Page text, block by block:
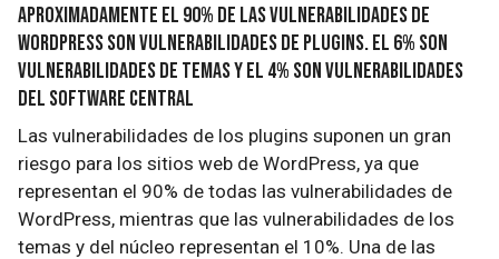
Aproximadamente el 90% de las vulnerabilidades de
WordPress son vulnerabilidades de plugins. El 6% son
vulnerabilidades de temas y el 4% son vulnerabilidades
del software central
Las vulnerabilidades de los plugins suponen un gran
riesgo para los sitios web de WordPress, ya que
representan el 90% de todas las vulnerabilidades de
WordPress, mientras que las vulnerabilidades de los
temas y del núcleo representan el 10%. Una de las